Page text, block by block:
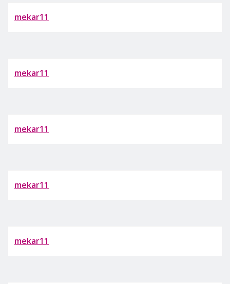
mekar11
mekar11
mekar11
mekar11
mekar11